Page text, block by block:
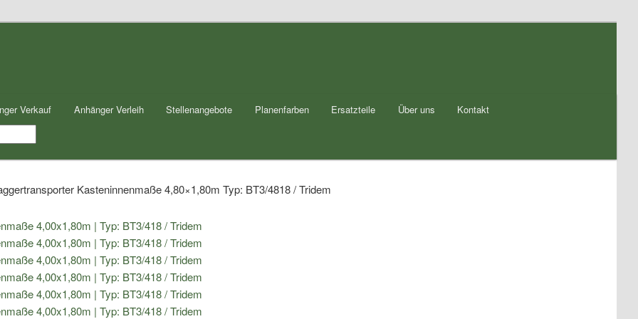
Verkauf Anhänger Verleih Stellenangebote Planenfarben Ersatzteile Über uns Kontakt
Kasteninnenmaße 4,80×1,80m Typ: BT3/4818 / Tridem